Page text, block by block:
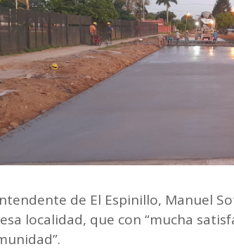
de El Espinillo, Manuel
localidad, que con “mucha